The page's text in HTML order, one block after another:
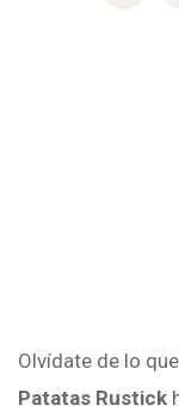
Olvídate de lo
Patatas Rustick